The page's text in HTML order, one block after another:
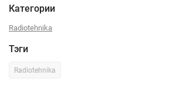
Категории
Radiotehnika
Тэги
Radiotehnika